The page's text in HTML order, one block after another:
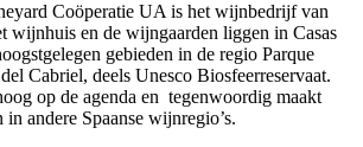
Coöperatie UA is het wijnbedrijf van
wijnhuis en de wijngaarden liggen in Casas
gebieden in de regio Parque
Cabriel, deels Unesco Biosfeerreservaat.
op de agenda en tegenwoordig maakt
andere Spaanse wijnregio’s.